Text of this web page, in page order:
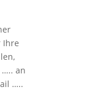
Ihre
an
…..